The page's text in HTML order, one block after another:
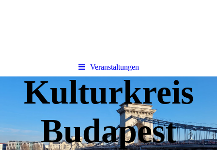
Veranstaltungen
Kulturkreis
Budapest